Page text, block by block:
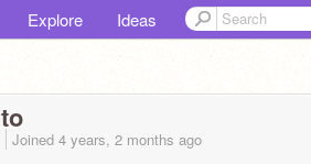
Explore Ideas
Joined 4 years, 2 months ago